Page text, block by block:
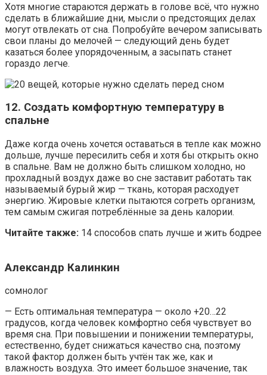
Хотя многие стараются держать в голове всё, что нужно
сделать в ближайшие дни, мысли о предстоящих делах
могут отвлекать от сна. Попробуйте вечером записывать
свои планы до мелочей — следующий день будет
казаться более упорядоченным, а засыпать станет
гораздо легче.
12. Создать комфортную температуру в
спальне
Даже когда очень хочется оставаться в тепле как можно
дольше, лучше пересилить себя и хотя бы открыть окно
в спальне. Вам не должно быть слишком холодно, но
прохладный воздух даже во сне заставит работать так
называемый бурый жир — ткань, которая расходует
энергию. Жировые клетки пытаются согреть организм,
тем самым сжигая потреблённые за день калории.
Читайте также: 14 способов спать лучше и жить бодрее
Александр Калинкин
сомнолог
— Есть оптимальная температура — около +20…22
градусов, когда человек комфортно себя чувствует во
время сна. При повышении и понижении температуры,
естественно, будет снижаться качество сна, поэтому
такой фактор должен быть учтён так же, как и
влажность воздуха. Это имеет большое значение, так